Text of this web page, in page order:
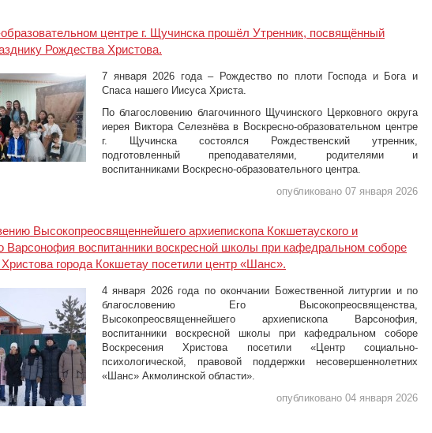
центре г. Щучинска прошёл Утренник, посвящённый
Рождества Христова.
7 января 2026 года – Рождество по плоти Господа и Бога и
Спаса нашего Иисуса Христа.
По благословению благочинного Щучинского Церковного округа
иерея Виктора Селезнёва в Воскресно-образовательном центре
г. Щучинска состоялся Рождественский утренник,
подготовленный преподавателями, родителями и
воспитанниками Воскресно-образовательного центра.
опубликовано 07 января 2026
Высокопреосвященнейшего архиепископа Кокшетауского и
Варсонофия воспитанники воскресной школы при кафедральном соборе
города Кокшетау посетили центр «Шанс».
4 января 2026 года по окончании Божественной литургии и по
благословению Его Высокопреосвященства,
Высокопреосвященнейшего архиепископа Варсонофия,
воспитанники воскресной школы при кафедральном соборе
Воскресения Христова посетили «Центр социально-
психологической, правовой поддержки несовершеннолетних
«Шанс» Акмолинской области».
опубликовано 04 января 2026